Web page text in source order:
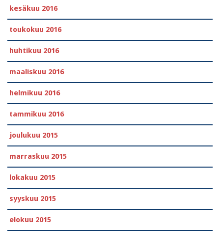
kesäkuu 2016
toukokuu 2016
huhtikuu 2016
maaliskuu 2016
helmikuu 2016
tammikuu 2016
joulukuu 2015
marraskuu 2015
lokakuu 2015
syyskuu 2015
elokuu 2015